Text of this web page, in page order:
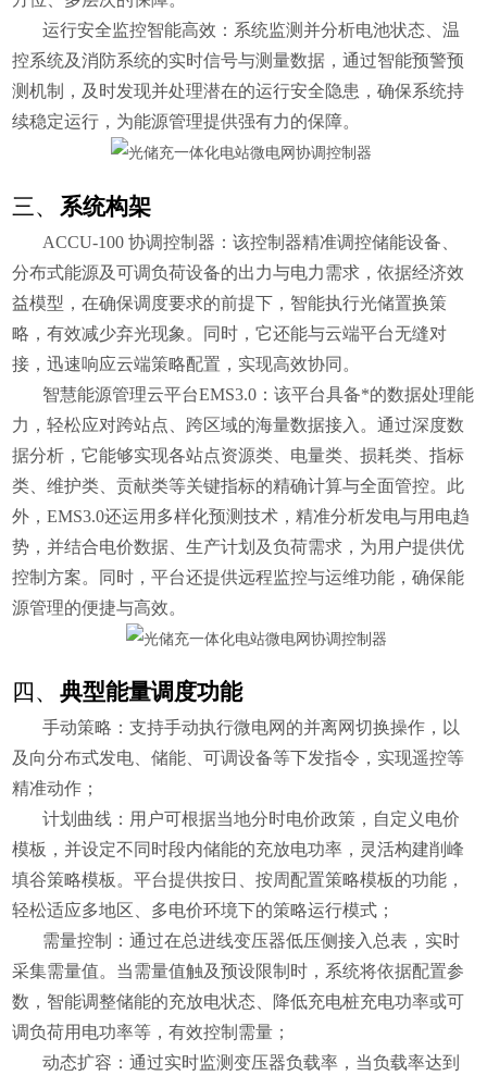
运行安全监控智能高效： 系统监测并分析电池状态、温
控系统及消防系统的实时信号与测量数据，通过智能预警预
测机制，及时发现并处理潜在的运行安全隐患，确保系统持
续稳定运行，为能源管理提供强有力的保障。
三、 系统构架
ACCU-100 协调控制器：该控制器精准调控储能设备、
分布式能源及可调负荷设备的出力与电力需求，依据经济效
益模型，在确保调度要求的前提下，智能执行光储置换策
略，有效减少弃光现象。同时，它还能与云端平台无缝对
接，迅速响应云端策略配置，实现高效协同。
智慧能源管理云平台EMS3.0：该平台具备*的数据处理能
力，轻松应对跨站点、跨区域的海量数据接入。通过深度数
据分析，它能够实现各站点资源类、电量类、损耗类、指标
类、维护类、贡献类等关键指标的精确计算与全面管控。此
外，EMS3.0还运用多样化预测技术，精准分析发电与用电趋
势，并结合电价数据、生产计划及负荷需求，为用户提供优
控制方案。同时，平台还提供远程监控与运维功能，确保能
源管理的便捷与高效。
四、 典型能量调度功能
手动策略：支持手动执行微电网的并离网切换操作，以
及向分布式发电、储能、可调设备等下发指令，实现遥控等
精准动作；
计划曲线： 用户可根据当地分时电价政策，自定义电价
模板，并设定不同时段内储能的充放电功率，灵活构建削峰
填谷策略模板。平台提供按日、按周配置策略模板的功能，
轻松适应多地区、多电价环境下的策略运行模式；
需量控制：通过在总进线变压器低压侧接入总表，实时
采集需量值。当需量值触及预设限制时，系统将依据配置参
数，智能调整储能的充放电状态、降低充电桩充电功率或可
调负荷用电功率等，有效控制需量；
动态扩容：通过实时监测变压器负载率，当负载率达到